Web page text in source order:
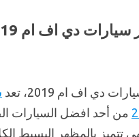
اسعار وصور
دي اف ام 2019، تعد
من أحد افضل السيارات
تتميز بالمظهر البسيط